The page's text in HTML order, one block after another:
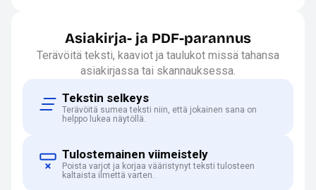
Asiakirja- ja PDF-parannus
Terävöitä teksti, kaaviot ja taulukot missä tahansa
asiakirjassa tai skannauksessa.
Tekstin selkeys
Terävöitä sumea teksti niin, että jokainen sana on
helppo lukea näytöllä.
Tulostemainen viimeistely
Poista varjot ja korjaa vääristynyt teksti tulosteen
kaltaista ilmettä varten.